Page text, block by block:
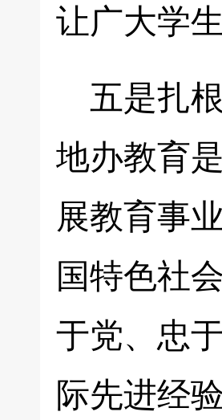
让广大学
五是扎
地办教育
展教育事
国特色社
于党、忠
际先进经